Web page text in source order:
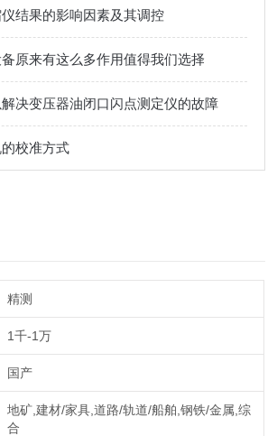
结果的影响因素及其调控
原来有这么多作用值得我们选择
决变压器油闭口闪点测定仪的故障
校准方式
精测
1千-1万
国产
地矿,建材/家具,道路/轨道/船舶,钢铁/金属,综
合